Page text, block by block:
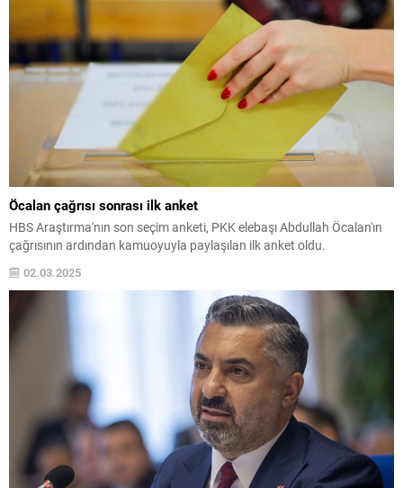
Öcalan çağrısı sonrası ilk anket
HBS Araştırma'nın son seçim anketi, PKK elebaşı Abdullah Öcalan'ın
çağrısının ardından kamuoyuyla paylaşılan ilk anket oldu.
02.03.2025